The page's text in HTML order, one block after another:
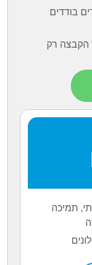
בודדים
הקבצה רק
תמיכה